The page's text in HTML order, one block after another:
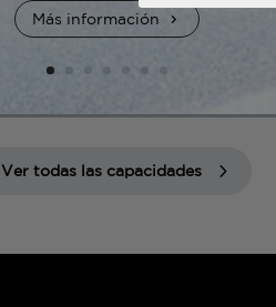
Más información
Ver todas las capacidades